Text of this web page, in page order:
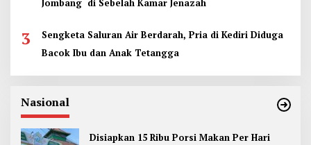
Jombang di Sebelah Kamar Jenazah
3
Sengketa Saluran Air Berdarah, Pria di Kediri Diduga
Bacok Ibu dan Anak Tetangga
Nasional
Disiapkan 15 Ribu Porsi Makan Per Hari